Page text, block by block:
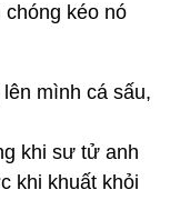
kéo nó
mình cá sấu,
khi sư tử anh
khi khuất khỏi